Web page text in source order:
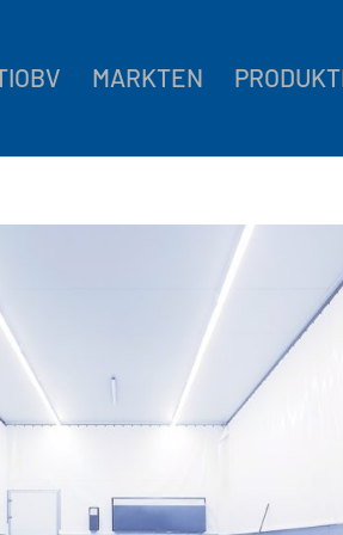
MARKTEN